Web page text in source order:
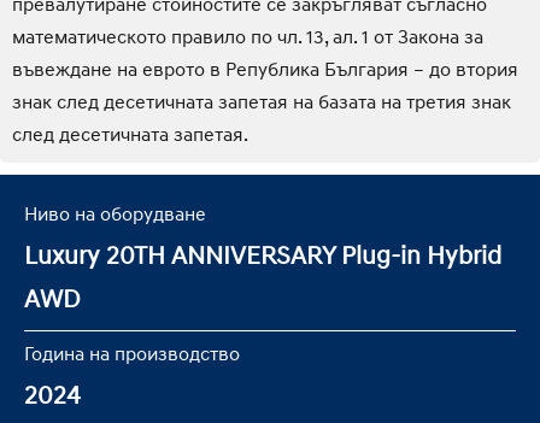
математическото правило по чл. 13, ал. 1 от Закона за
въвеждане на еврото в Република България – до втория
знак след десетичната запетая на базата на третия знак
след десетичната запетая.
Ниво на оборудване
Luxury 20TH ANNIVERSARY Plug-in Hybrid
AWD
Година на производство
2024